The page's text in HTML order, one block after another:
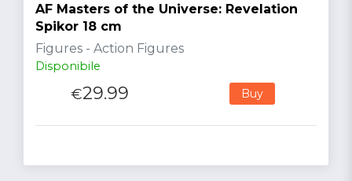
AF Masters of the Universe: Revelation
Spikor 18 cm
Figures - Action Figures
Disponibile
€29.99 Buy